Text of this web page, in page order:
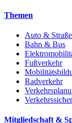
Themen
Auto & Straße
Bahn & Bus
Fußverkehr
Radverkehr
Mitgliedschaft &